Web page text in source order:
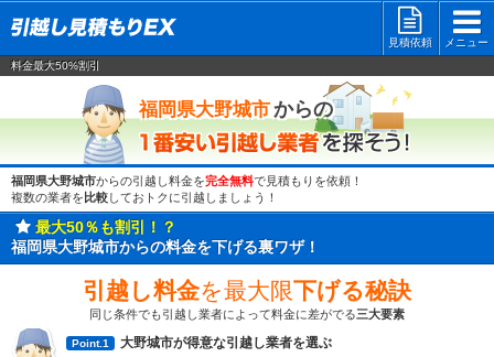
見積依頼
メニュー
料金最大50%割引
福岡県大野城市からの
福岡県大野城市からの引越し料金を完全無料で見積もりを依頼！
複数の業者を 比較しておトクに引越しましょう！
最大50％も割引！？
福岡県大野城市からの料金を下げる裏ワザ！
引越し料金を最大限下げる秘訣
同じ条件でも引越し業者によって料金に差がでる三大要素
Point.1 大野城市が得意な引越し業者を選ぶ